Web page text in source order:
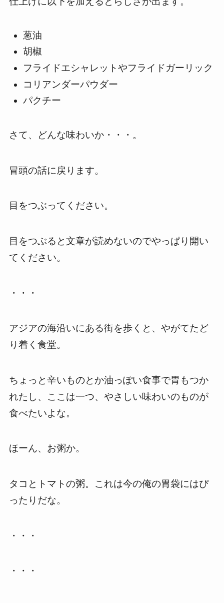
葱油
胡椒
フライドエシャレットやフライドガーリック
コリアンダーパウダー
パクチー
さて、どんな味わいか・・・。
冒頭の話に戻ります。
目をつぶってください。
目をつぶると文章が読めないのでやっぱり開い
てください。
・・・
アジアの海沿いにある街を歩くと、やがてたど
り着く食堂。
ちょっと辛いものとか油っぽい食事で胃もつか
れたし、ここは一つ、やさしい味わいのものが
食べたいよな。
ほーん、お粥か。
タコとトマトの粥。これは今の俺の胃袋にはぴ
ったりだな。
・・・
・・・